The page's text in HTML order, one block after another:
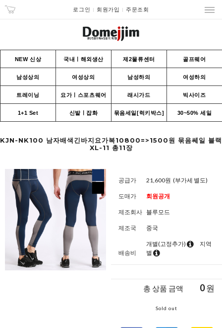
로그인 회원가입 주문조회
NEW 신상 국내ㅣ해외생산 제2물류센터 골프웨어
남성상의 여성상의 남성하의 여성하의
트레이닝 요가ㅣ스포츠웨어 래시가드 빅사이즈
1+1 Set 신발ㅣ잡화 묶음세일[럭키박스] 30~50% 세일
KJN-NK100 남자배색긴바지요가복10800=>1500원 묶음쎄일 블랙
XL-11 총11장
공급가 21,600원 (부가세 별도)
도매가 회원공개
제조회사 블루모드
제조국 중국
배송비
개별(고정추가)
지역
별
총 상품 금액 0원
Sold out